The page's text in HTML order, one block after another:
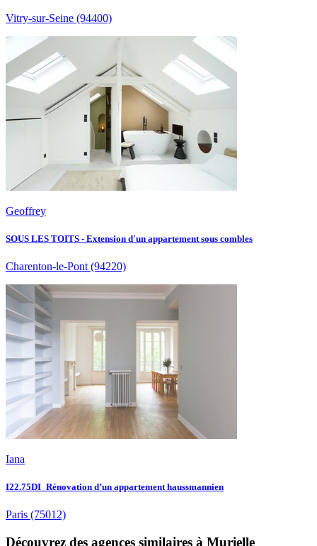
Vitry-sur-Seine (94400)
Geoffrey
SOUS LES TOITS - Extension d'un appartement sous combles
Charenton-le-Pont (94220)
Iana
I22.75DI_Rénovation d’un appartement haussmannien
Paris (75012)
Découvrez des agences similaires à Murielle